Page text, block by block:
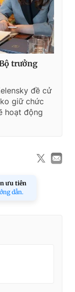
trưởng
đề cử
giữ chức
hoạt động
ưu tiên
dẫn.